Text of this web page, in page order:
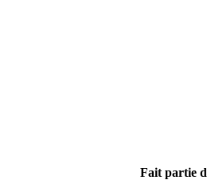
Fait partie